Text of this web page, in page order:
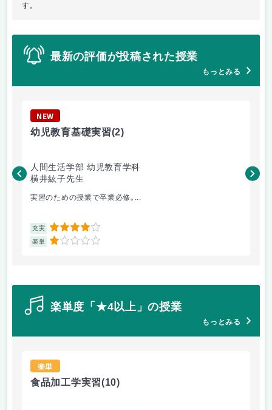
す。
最新の評価が投稿された授業
もっとみる
NEW
幼児教育基礎実習(2)
人間生活学部 幼児教育学科
横井紘子先生
実習のための授業で卒業必修｡...
充実 4
楽単 1
徳
楽単度「★4以上」の授業
もっとみる
楽単
食品加工学実習(10)